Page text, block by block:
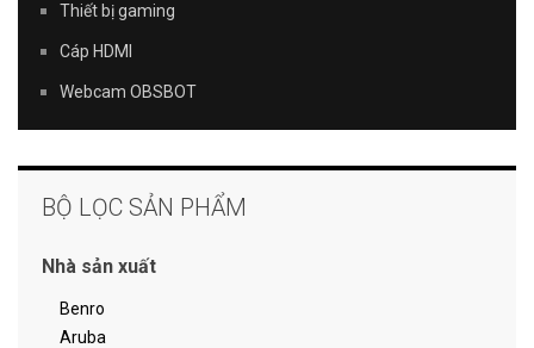
Thiết bị gaming
Cáp HDMI
Webcam OBSBOT
BỘ LỌC SẢN PHẨM
Nhà sản xuất
Benro
Aruba